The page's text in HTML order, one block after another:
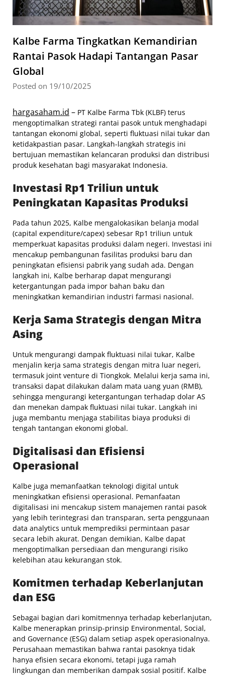
Kalbe Farma Tingkatkan Kemandirian
Rantai Pasok Hadapi Tantangan Pasar
Global
Posted on 19/10/2025
hargasaham.id – PT Kalbe Farma Tbk (KLBF) terus
mengoptimalkan strategi rantai pasok untuk menghadapi
tantangan ekonomi global, seperti fluktuasi nilai tukar dan
ketidakpastian pasar. Langkah-langkah strategis ini
bertujuan memastikan kelancaran produksi dan distribusi
produk kesehatan bagi masyarakat Indonesia.
Investasi Rp1 Triliun untuk
Peningkatan Kapasitas Produksi
Pada tahun 2025, Kalbe mengalokasikan belanja modal
(capital expenditure/capex) sebesar Rp1 triliun untuk
memperkuat kapasitas produksi dalam negeri. Investasi ini
mencakup pembangunan fasilitas produksi baru dan
peningkatan efisiensi pabrik yang sudah ada. Dengan
langkah ini, Kalbe berharap dapat mengurangi
ketergantungan pada impor bahan baku dan
meningkatkan kemandirian industri farmasi nasional.
Kerja Sama Strategis dengan Mitra
Asing
Untuk mengurangi dampak fluktuasi nilai tukar, Kalbe
menjalin kerja sama strategis dengan mitra luar negeri,
termasuk joint venture di Tiongkok. Melalui kerja sama ini,
transaksi dapat dilakukan dalam mata uang yuan (RMB),
sehingga mengurangi ketergantungan terhadap dolar AS
dan menekan dampak fluktuasi nilai tukar. Langkah ini
juga membantu menjaga stabilitas biaya produksi di
tengah tantangan ekonomi global.
Digitalisasi dan Efisiensi
Operasional
Kalbe juga memanfaatkan teknologi digital untuk
meningkatkan efisiensi operasional. Pemanfaatan
digitalisasi ini mencakup sistem manajemen rantai pasok
yang lebih terintegrasi dan transparan, serta penggunaan
data analytics untuk memprediksi permintaan pasar
secara lebih akurat. Dengan demikian, Kalbe dapat
mengoptimalkan persediaan dan mengurangi risiko
kelebihan atau kekurangan stok.
Komitmen terhadap Keberlanjutan
dan ESG
Sebagai bagian dari komitmennya terhadap keberlanjutan,
Kalbe menerapkan prinsip-prinsip Environmental, Social,
and Governance (ESG) dalam setiap aspek operasionalnya.
Perusahaan memastikan bahwa rantai pasoknya tidak
hanya efisien secara ekonomi, tetapi juga ramah
lingkungan dan memberikan dampak sosial positif. Kalbe